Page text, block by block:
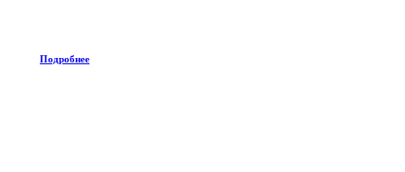
Подробнее